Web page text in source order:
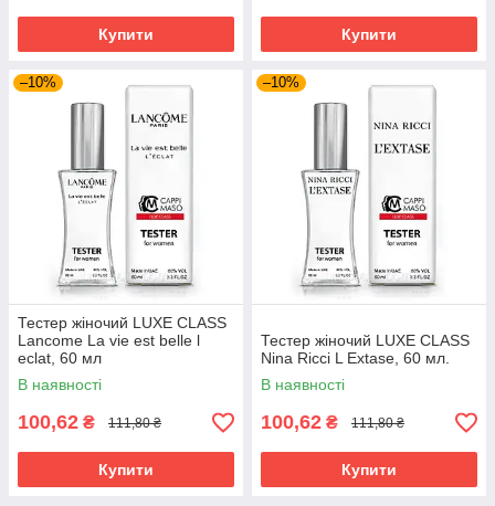
Купити Купити
–10%
Тестер жіночий LUXE CLASS
Lancome La vie est belle l
eclat, 60 мл
В наявності
100,62 ₴ 111,80 ₴
Купити
–10%
Тестер жіночий LUXE CLASS
Nina Ricci L Extase, 60 мл.
В наявності
100,62 ₴ 111,80 ₴
Купити